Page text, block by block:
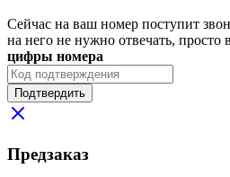
Сейчас на ваш номер поступит
на него не нужно отвечать, просто
цифры номера
Подтвердить
Предзаказ